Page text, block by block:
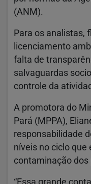
(ANM).
Para os analistas,
licenciamento
falta de
salvaguardas
controle da
A promotora do
Pará (MPPA),
responsabilidade
níveis no ciclo que
contaminação dos
“Essa grande